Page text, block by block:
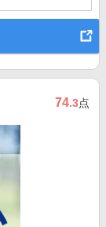
74.3点